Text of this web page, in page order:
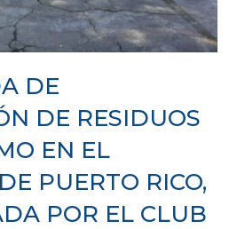
DE
DE RESIDUOS
EN EL
PUERTO RICO,
POR EL CLUB